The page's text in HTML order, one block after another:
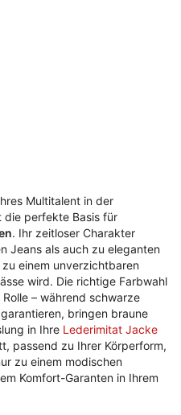
Multitalent in der
die perfekte Basis für
. Ihr zeitloser Charakter
Jeans als auch zu eleganten
einem unverzichtbaren
wird. Die richtige Farbwahl
– während schwarze
bringen braune
in Ihre Lederimitat Jacke
passend zu Ihrer Körperform,
zu einem modischen
Komfort-Garanten in Ihrem